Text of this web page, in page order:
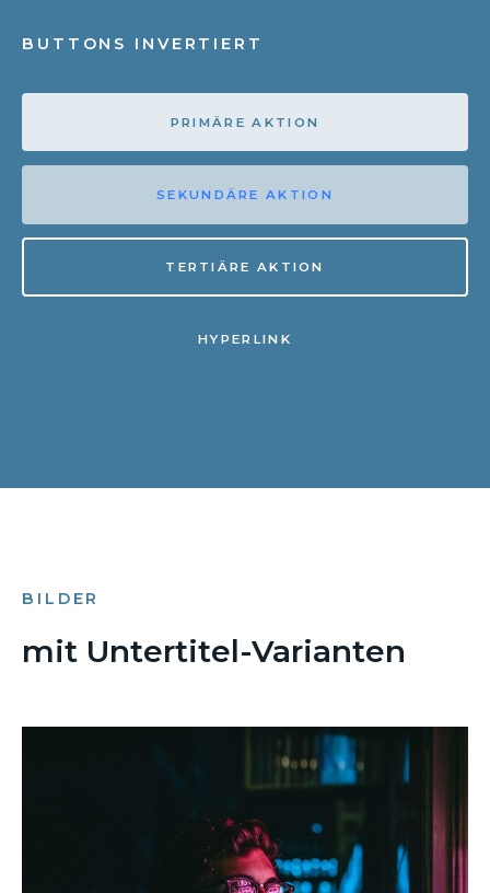
BUTTONS INVERTIERT
PRIMÄRE AKTION
SEKUNDÄRE AKTION
TERTIÄRE AKTION
HYPERLINK
BILDER
mit Untertitel-Varianten